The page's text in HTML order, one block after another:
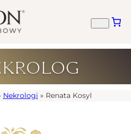
Nekrologi » Renata Kosyl